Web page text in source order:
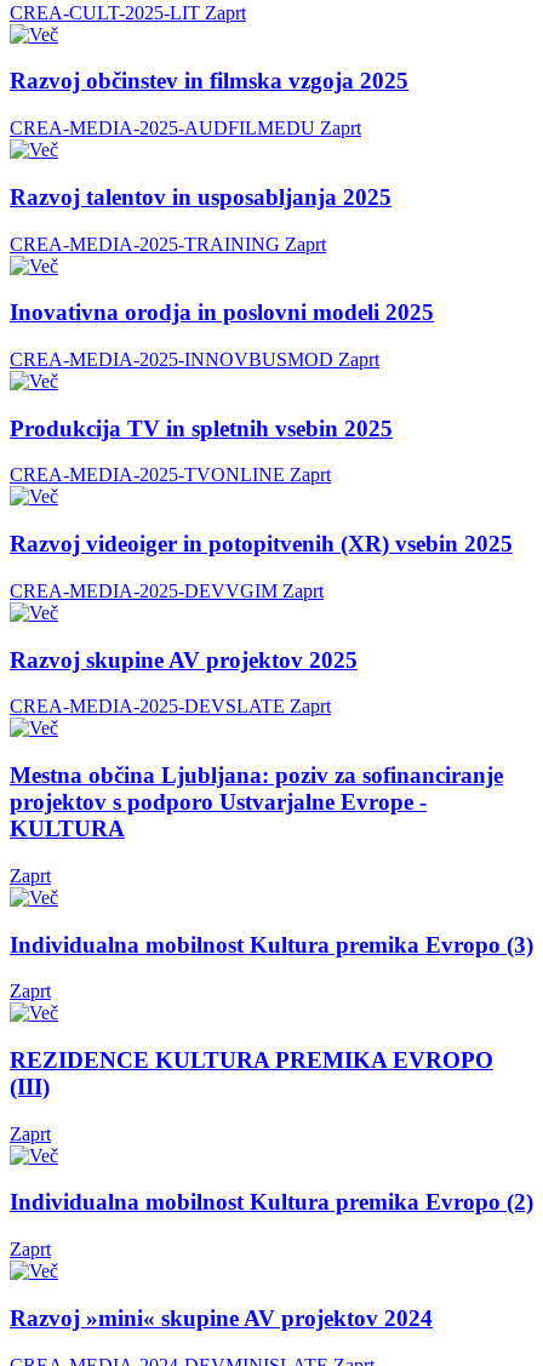
CREA-CULT-2025-LIT Zaprt
Razvoj občinstev in filmska vzgoja 2025
CREA-MEDIA-2025-AUDFILMEDU Zaprt
Razvoj talentov in usposabljanja 2025
CREA-MEDIA-2025-TRAINING Zaprt
Inovativna orodja in poslovni modeli 2025
CREA-MEDIA-2025-INNOVBUSMOD Zaprt
Produkcija TV in spletnih vsebin 2025
CREA-MEDIA-2025-TVONLINE Zaprt
Razvoj videoiger in potopitvenih (XR) vsebin 2025
CREA-MEDIA-2025-DEVVGIM Zaprt
Razvoj skupine AV projektov 2025
CREA-MEDIA-2025-DEVSLATE Zaprt
Mestna občina Ljubljana: poziv za sofinanciranje
projektov s podporo Ustvarjalne Evrope -
KULTURA
Zaprt
Individualna mobilnost Kultura premika Evropo (3)
Zaprt
REZIDENCE KULTURA PREMIKA EVROPO
(III)
Zaprt
Individualna mobilnost Kultura premika Evropo (2)
Zaprt
Razvoj »mini« skupine AV projektov 2024